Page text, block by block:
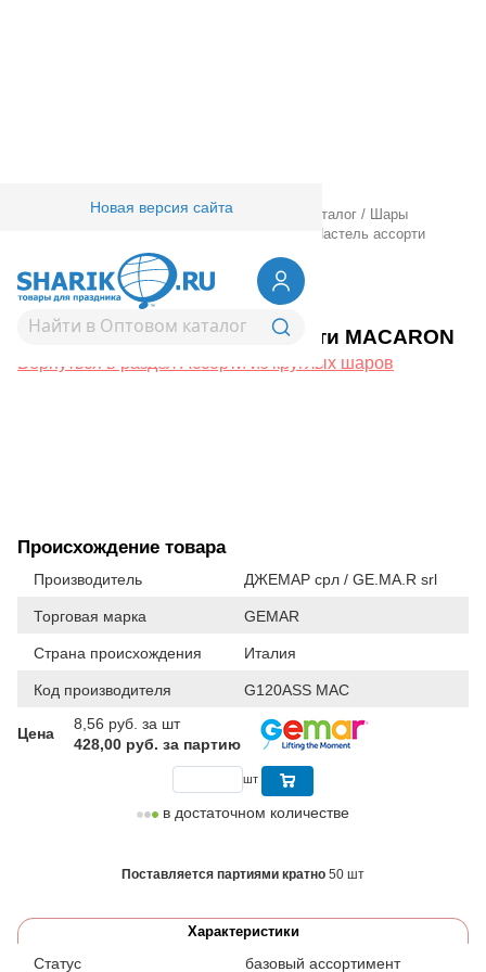
Новая версия сайта
Товары для праздника/ Оптовый каталог /
Шары
14" Пастель ассорти
1101-053314" Пастель ассорти MACARON
Вернуться в раздел Ассорти из круглых шаров
Происхождение товара
Производитель ДЖЕМАР срл / GE.MA.R srl
Торговая марка GEMAR
Страна происхождения Италия
Код производителя G120ASS MAC
Цена
8,56 руб. за шт
428,00 руб. за партию
шт
в достаточном количестве
Поставляется партиями кратно 50 шт
Характеристики
Статус базовый ассортимент